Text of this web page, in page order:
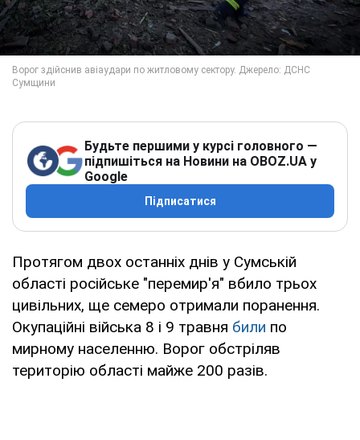
Будьте першими у курсі головного —
підпишіться на Новини на OBOZ.UA у
Google
Підписатися
Протягом двох останніх днів у Сумській
області російське "перемир'я" вбило трьох
цивільних, ще семеро отримали поранення.
Окупаційні війська 8 і 9 травня били по
мирному населенню. Ворог обстріляв
територію області майже 200 разів.